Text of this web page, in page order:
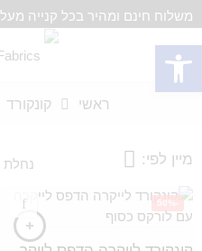
פתח סרגל נגישות
משלוח חינם ומהיר בכל קנייה מעל 300 ₪
ראשי קונקורד
מיין לפי:
-50%